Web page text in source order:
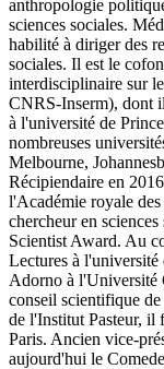
anthropologie
sciences sociales.
habilité à diriger des
sociales. Il est le
interdisciplinaire sur
CNRS-Inserm), dont
à l'université de
nombreuses
Melbourne,
Récipiendaire en
l'Académie royale
chercheur en
Scientist Award. Au
Lectures à
Adorno à l'Université
conseil scientifique
de l'Institut Pasteur, il
Paris. Ancien vice-
aujourd'hui le